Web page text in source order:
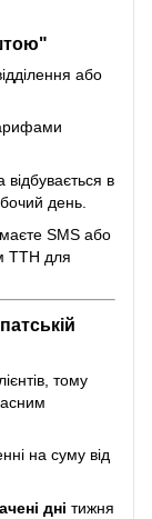
або
відбувається в
день.
SMS або
ТТН для
тому
на суму від
дні тижня